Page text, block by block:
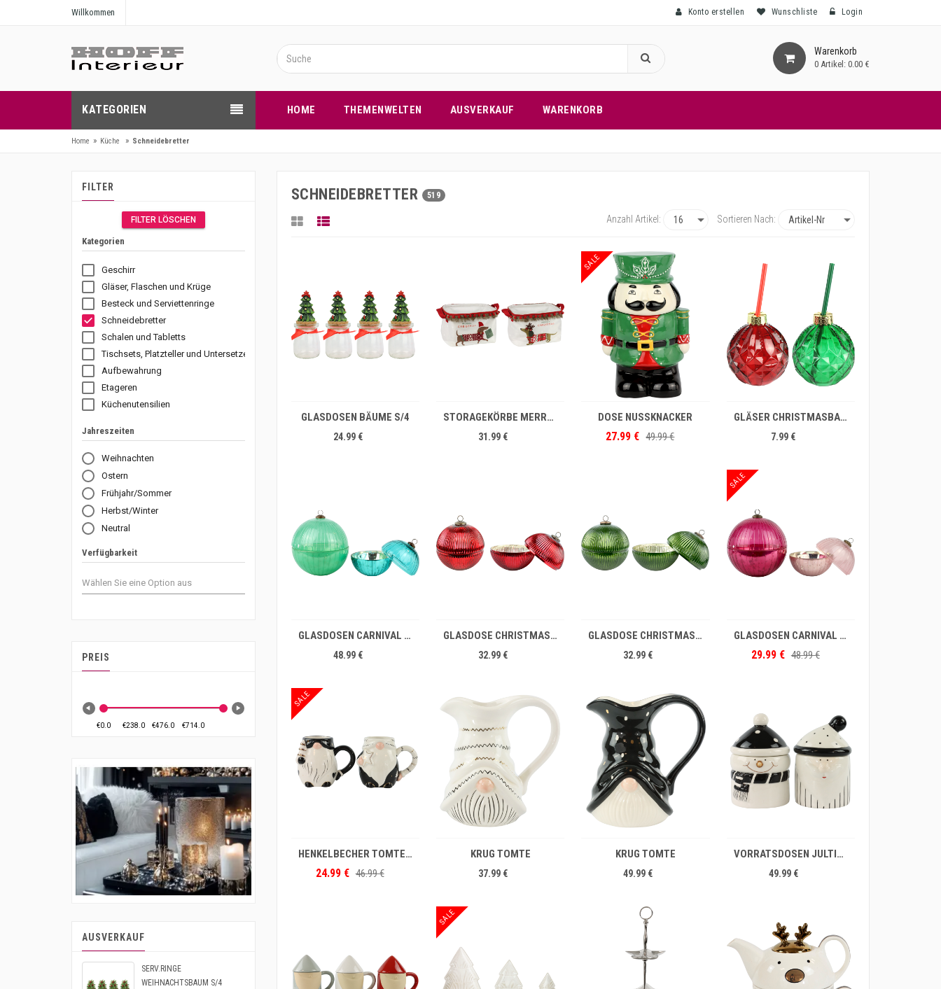
Willkommen Konto erstellen Wunschliste Login
Warenkorb
0 Artikel: 0.00 €
KATEGORIEN HOME THEMENWELTEN AUSVERKAUF WARENKORB
Home » Küche » Schneidebretter
SCHNEIDEBRETTER 519
Sortieren Nach:
Anzahl Artikel:
GLASDOSEN BÄUME S/4
24.99 €
STORAGEKÖRBE MERRY CHRISTMAS S/2
31.99 €
SALE
DOSE NUSSKNACKER
27.99 € 49.99 €
IN DEN WARENKORB
GLÄSER CHRISTMASBALL S/2
7.99 €
GLASDOSEN CARNIVAL S/2
48.99 €
GLASDOSE CHRISTMAS BALL
32.99 €
GLASDOSE CHRISTMAS BALL
32.99 €
SALE
GLASDOSEN CARNIVAL S/2
29.99 € 48.99 €
SALE
IN DEN WARENKORB
HENKELBECHER TOMTE S/2
24.99 € 46.99 €
KRUG TOMTE
37.99 €
IN DEN WARENKORB
KRUG TOMTE
49.99 €
IN DEN WARENKORB
VORRATSDOSEN JULTID S/2
49.99 €
SALE
FILTER
FILTER LÖSCHEN
Kategorien
Geschirr
Gläser, Flaschen und Krüge
Besteck und Serviettenringe
Schneidebretter
Schalen und Tabletts
Tischsets, Platzteller und Untersetzer
Aufbewahrung
Etageren
Küchenutensilien
Jahreszeiten
Weihnachten
Ostern
Frühjahr/Sommer
Herbst/Winter
Neutral
Verfügbarkeit
PREIS
AUSVERKAUF
SERV.RINGE
WEIHNACHTSBAUM S/4